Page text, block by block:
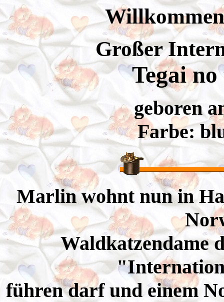
Großer
Tegai
geboren
Farbe:
Marlin wohnt nun in
Waldkatzendame
führen darf und einem